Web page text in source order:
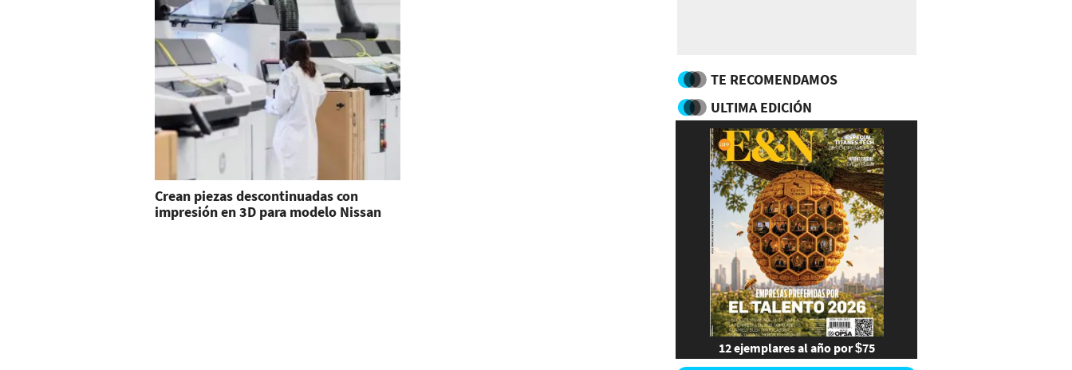
Crean piezas descontinuadas con
impresión en 3D para modelo Nissan
TE RECOMENDAMOS
ULTIMA EDICIÓN
12 ejemplares al año por $75